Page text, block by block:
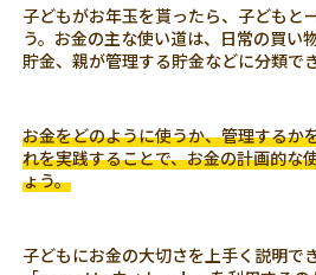
子どもがお年玉を貰ったら、子どもと
う。お金の主な使い道は、日常の買い
貯金、親が管理する貯金などに分類でき
お金をどのように使うか、管理するか
れを実践することで、お金の計画的な
ょう。
子どもにお金の大切さを上手く説明で